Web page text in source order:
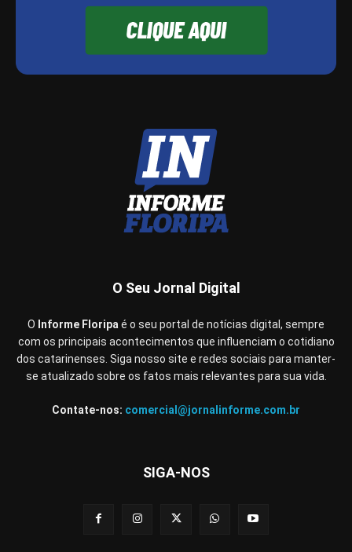
O Seu Jornal Digital
O Informe Floripa é o seu portal de notícias digital, sempre
com os principais acontecimentos que influenciam o cotidiano
dos catarinenses. Siga nosso site e redes sociais para manter-
se atualizado sobre os fatos mais relevantes para sua vida.
Contate-nos: comercial@jornalinforme.com.br
SIGA-NOS